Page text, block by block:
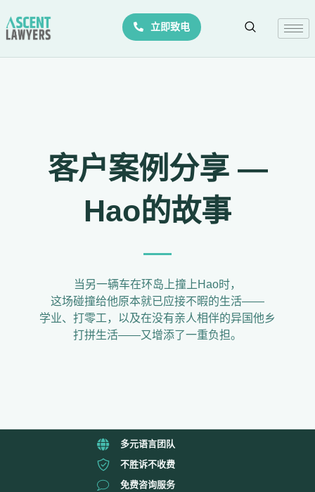
to
立即致电
客户案例分享 —
Hao的故事
当另一辆车在环岛上撞上Hao时，
这场碰撞给他原本就已应接不暇的生活——
学业、打零工，以及在没有亲人相伴的异国他乡
打拼生活——又增添了一重负担。
多元语言团队
不胜诉不收费
免费咨询服务